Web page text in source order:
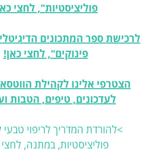
פוליציסטיות", לחצי
לרכישת ספר המתכונים
פינוקים", לחצי כאן!
הצטרפי אלינו לקהילת
לעדכונים, טיפים, הטבות
>להורדת המדריך לריפוי
פוליציסטיות, במתנה,